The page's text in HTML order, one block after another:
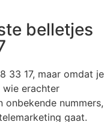
belletjes
33 17, maar omdat je
erachter
onbekende nummers,
gaat.